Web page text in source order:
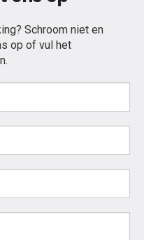
Schroom niet en
op of vul het